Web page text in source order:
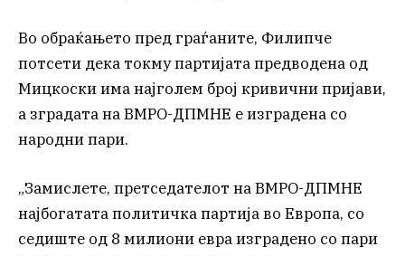
Во обраќањето пред граѓаните, Филипче
потсети дека токму партијата предводена од
Мицкоски има најголем број кривични пријави,
а зградата на ВМРО-ДПМНЕ е изградена со
народни пари.
„Замислете, претседателот на ВМРО-ДПМНЕ
најбогатата политичка партија во Европа, со
седиште од 8 милиони евра изградено со пари